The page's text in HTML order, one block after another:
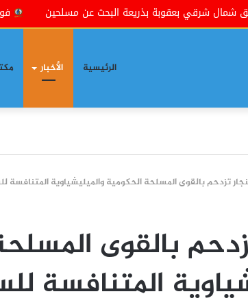
شرقي بعقوبة بذريعة البحث عن مسلحين فوكس
الرئيسية الأخبار
تزدحم بالقوى المسلحة الحكومية والميليشياوية المتنافسة
بالقوى
المتنافسة